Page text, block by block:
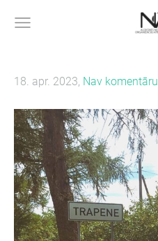
18. apr. 2023, Nav komentāru